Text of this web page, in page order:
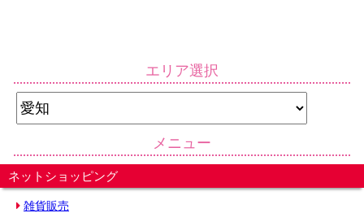
エリア選択
メニュー
ネットショッピング
雑貨販売